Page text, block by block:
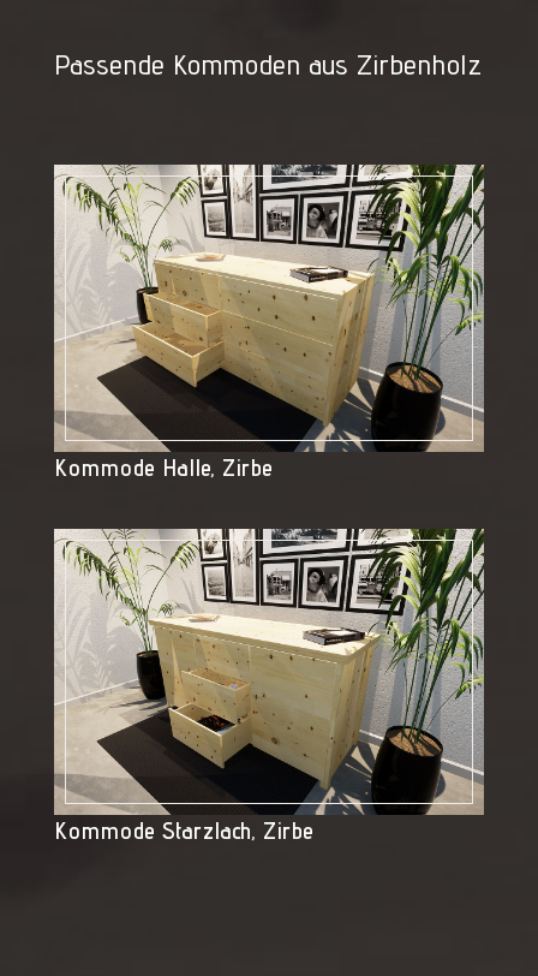
Passende Kommoden aus Zirbenholz
Kommode Halle, Zirbe
Kommode Starzlach, Zirbe